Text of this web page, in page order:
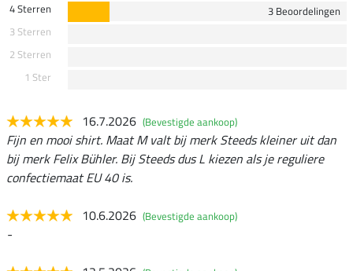
4 Sterren
3 Beoordelingen
3 Sterren
2 Sterren
1 Ster
16.7.2026 (Bevestigde aankoop)
Fijn en mooi shirt. Maat M valt bij merk Steeds kleiner uit dan
bij merk Felix Bühler. Bij Steeds dus L kiezen als je reguliere
confectiemaat EU 40 is.
10.6.2026 (Bevestigde aankoop)
-